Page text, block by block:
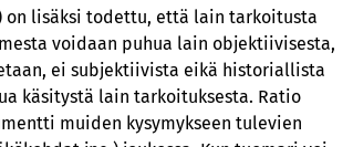
on lisäksi todettu, että lain tarkoitusta
voidaan puhua lain objektiivisesta,
ei subjektiivista eikä historiallista
käsitystä lain tarkoituksesta. Ratio
muiden kysymykseen tulevien